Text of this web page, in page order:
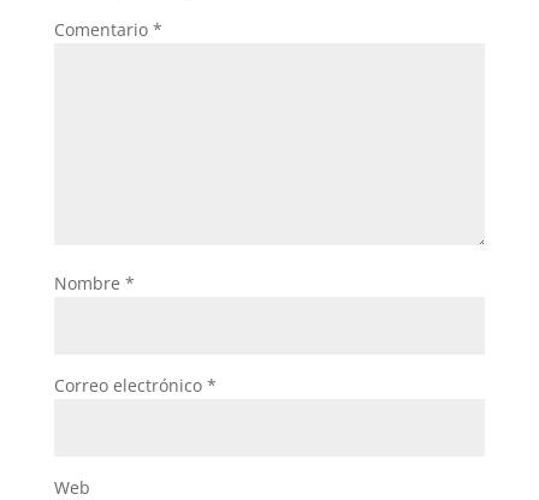
Comentario *
Nombre *
Correo electrónico *
Web